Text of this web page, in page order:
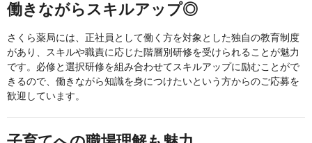
働きながらスキルアップ◎
さくら薬局には、正社員として働く方を対象とした独自の教育制度
があり、スキルや職責に応じた階層別研修を受けられることが魅力
です。必修と選択研修を組み合わせてスキルアップに励むことがで
きるので、働きながら知識を身につけたいという方からのご応募を
歓迎しています。